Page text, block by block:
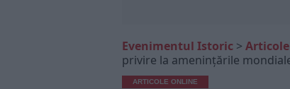
Evenimentul Istoric >
privire la amenințările
ARTICOLE ONLINE